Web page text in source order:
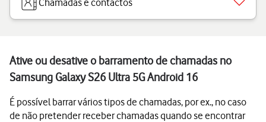
Chamadas e contactos
Ative ou desative o barramento de chamadas no
Samsung Galaxy S26 Ultra 5G Android 16
É possível barrar vários tipos de chamadas, por ex., no caso
de não pretender receber chamadas quando se encontrar